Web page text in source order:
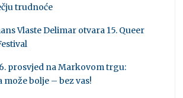
trudnoće
Vlaste Delimar otvara 15. Queer
prosvjed na Markovom trgu:
može bolje – bez vas!